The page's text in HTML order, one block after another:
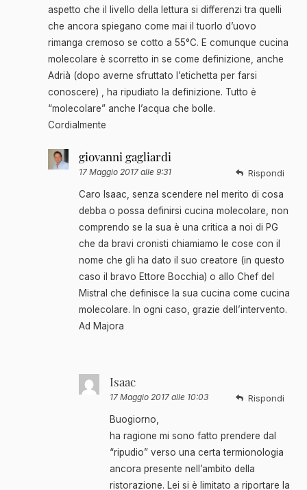
aspetto che il livello della lettura si differenzi tra quelli
che ancora spiegano come mai il tuorlo d’uovo
rimanga cremoso se cotto a 55°C. E comunque cucina
molecolare è scorretto in se come definizione, anche
Adrià (dopo averne sfruttato l’etichetta per farsi
conoscere) , ha ripudiato la definizione. Tutto è
“molecolare” anche l’acqua che bolle.
Cordialmente
giovanni gagliardi
17 Maggio 2017 alle 9:31
Caro Isaac, senza scendere nel merito di cosa
debba o possa definirsi cucina molecolare, non
comprendo se la sua è una critica a noi di PG
che da bravi cronisti chiamiamo le cose con il
nome che gli ha dato il suo creatore (in questo
caso il bravo Ettore Bocchia) o allo Chef del
Mistral che definisce la sua cucina come cucina
molecolare. In ogni caso, grazie dell’intervento.
Ad Majora
Rispondi
Isaac
17 Maggio 2017 alle 10:03
Buogiorno,
ha ragione mi sono fatto prendere dal
“ripudio” verso una certa termionologia
ancora presente nell’ambito della
ristorazione. Lei si è limitato a riportare la
Rispondi